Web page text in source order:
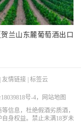
兰山东麓葡萄酒出口
| 友情链接 | 标签云
号-4，
网站地图
信息，杜绝假酒劣质酒，
身权益。禁止未满18岁未